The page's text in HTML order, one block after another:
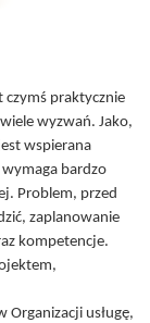
czymś praktycznie
wyzwań. Jako,
wspierana
bardzo
Problem, przed
zaplanowanie
kompetencje.
usługę,